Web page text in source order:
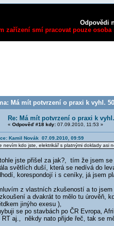
Odpovědi
zařízení smí pracovat pouze
Má mít potvrzení o praxi k vyhl.
Re: Má mít potvrzení o praxi k
« Odpověď #18 kdy:07.09.2010, 11:53 »
Kamil Novák 07.09.2010, 09:59
nevím kdo jste, elektrikář s platnými doklady
jste přišel za jak?, tím že jsem
světlích duší, která se nedívá do
korespondojí i s ceníky, já jsem
z vlastních zkušeností a to
a dvakrát to mělo tu úrověň,
jinýho exesu ),
se po stavbách po ČR Evropa,
RT aj., někdy nato přijde řeč, tak se